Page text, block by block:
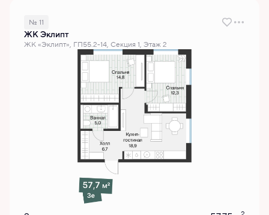
№ 11
ЖК Эклипт
ЖК «Эклипт», ГП55.2-14, Секция 1, Этаж 2